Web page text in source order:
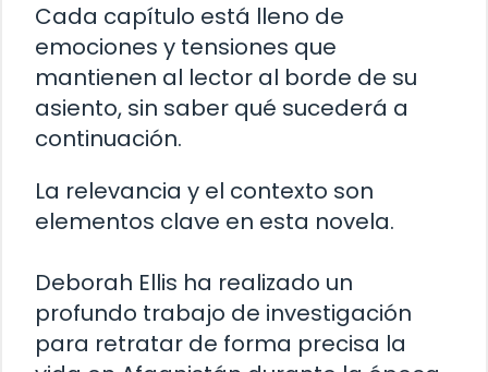
Cada capítulo está lleno de
emociones y tensiones que
mantienen al lector al borde de su
asiento, sin saber qué sucederá a
continuación.
La relevancia y el contexto son
elementos clave en esta novela.
Deborah Ellis ha realizado un
profundo trabajo de investigación
para retratar de forma precisa la